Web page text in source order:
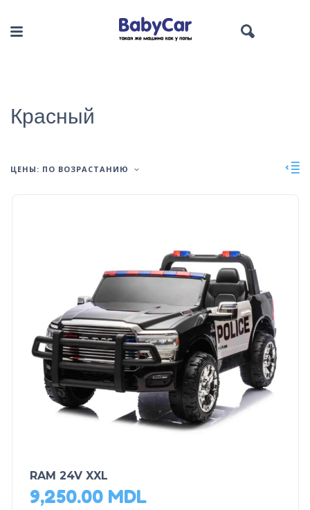
Красный
ЦЕНЫ: ПО ВОЗРАСТАНИЮ
RAM 24V XXL
9,250.00 MDL